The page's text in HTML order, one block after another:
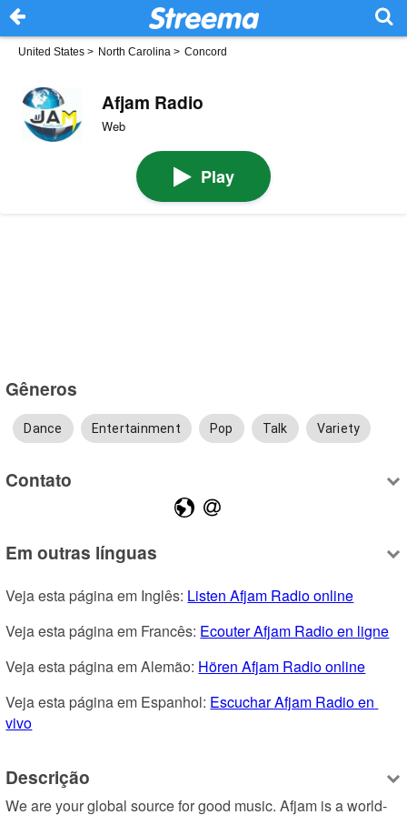
United States > North Carolina > Concord
Afjam Radio
Web
Play
Gêneros
Dance Entertainment Pop Talk Variety
Contato
Em outras línguas
Veja esta página em Inglês: Listen Afjam Radio online
Veja esta página em Francês: Ecouter Afjam Radio en ligne
Veja esta página em Alemão: Hören Afjam Radio online
Veja esta página em Espanhol: Escuchar Afjam Radio en
vivo
Descrição
We are your global source for good music. Afjam is a world-